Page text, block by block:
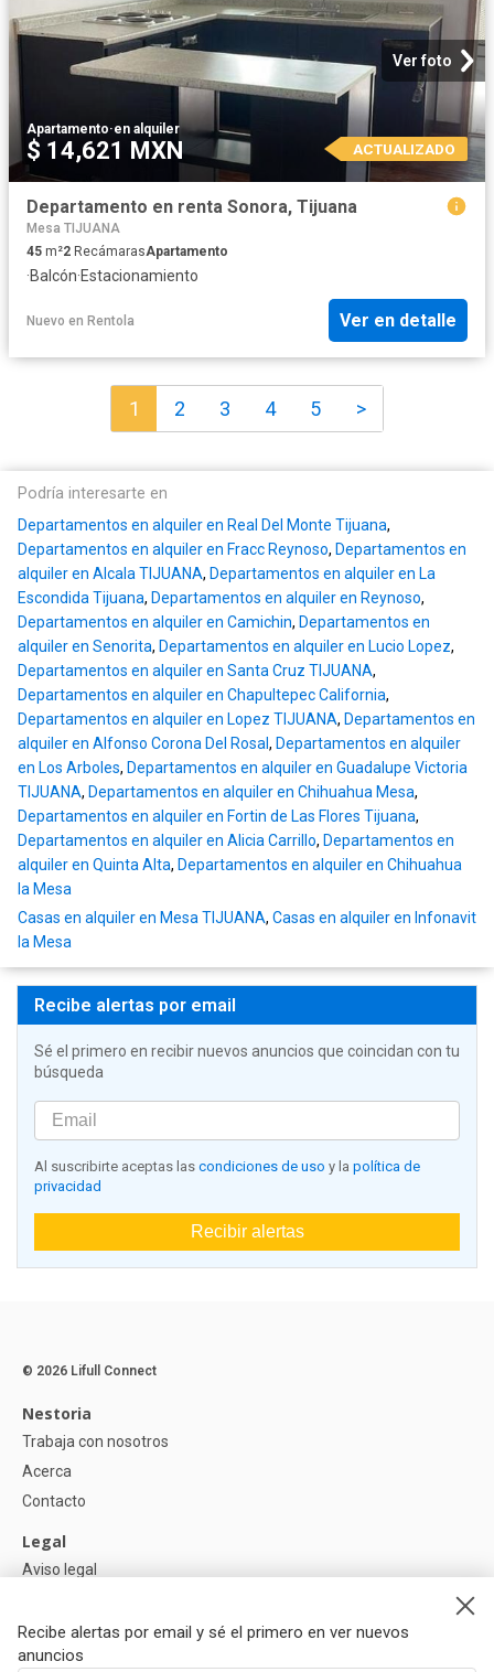
Ver foto
Apartamento·en alquiler
$ 14,621 MXN ACTUALIZADO
Departamento en renta Sonora, Tijuana
Mesa TIJUANA
45 m²2 RecámarasApartamento
·Balcón·Estacionamiento
Nuevo en Rentola Ver en detalle
1 2 3 4 5 >
Podría interesarte en
Departamentos en alquiler en Real Del Monte Tijuana,
Departamentos en alquiler en Fracc Reynoso, Departamentos en
alquiler en Alcala TIJUANA, Departamentos en alquiler en La
Escondida Tijuana, Departamentos en alquiler en Reynoso,
Departamentos en alquiler en Camichin, Departamentos en
alquiler en Senorita, Departamentos en alquiler en Lucio Lopez,
Departamentos en alquiler en Santa Cruz TIJUANA,
Departamentos en alquiler en Chapultepec California,
Departamentos en alquiler en Lopez TIJUANA, Departamentos en
alquiler en Alfonso Corona Del Rosal, Departamentos en alquiler
en Los Arboles, Departamentos en alquiler en Guadalupe Victoria
TIJUANA, Departamentos en alquiler en Chihuahua Mesa,
Departamentos en alquiler en Fortin de Las Flores Tijuana,
Departamentos en alquiler en Alicia Carrillo, Departamentos en
alquiler en Quinta Alta, Departamentos en alquiler en Chihuahua
la Mesa
Casas en alquiler en Mesa TIJUANA, Casas en alquiler en Infonavit
la Mesa
Recibe alertas por email
Sé el primero en recibir nuevos anuncios que coincidan con tu
búsqueda
Al suscribirte aceptas las condiciones de uso y la política de
privacidad
Recibir alertas
Recibe alertas por email y sé el primero en ver nuevos
anuncios
© 2026 Lifull Connect
Nestoria
Trabaja con nosotros
Acerca
Contacto
Legal
Aviso legal
Política de Cookies